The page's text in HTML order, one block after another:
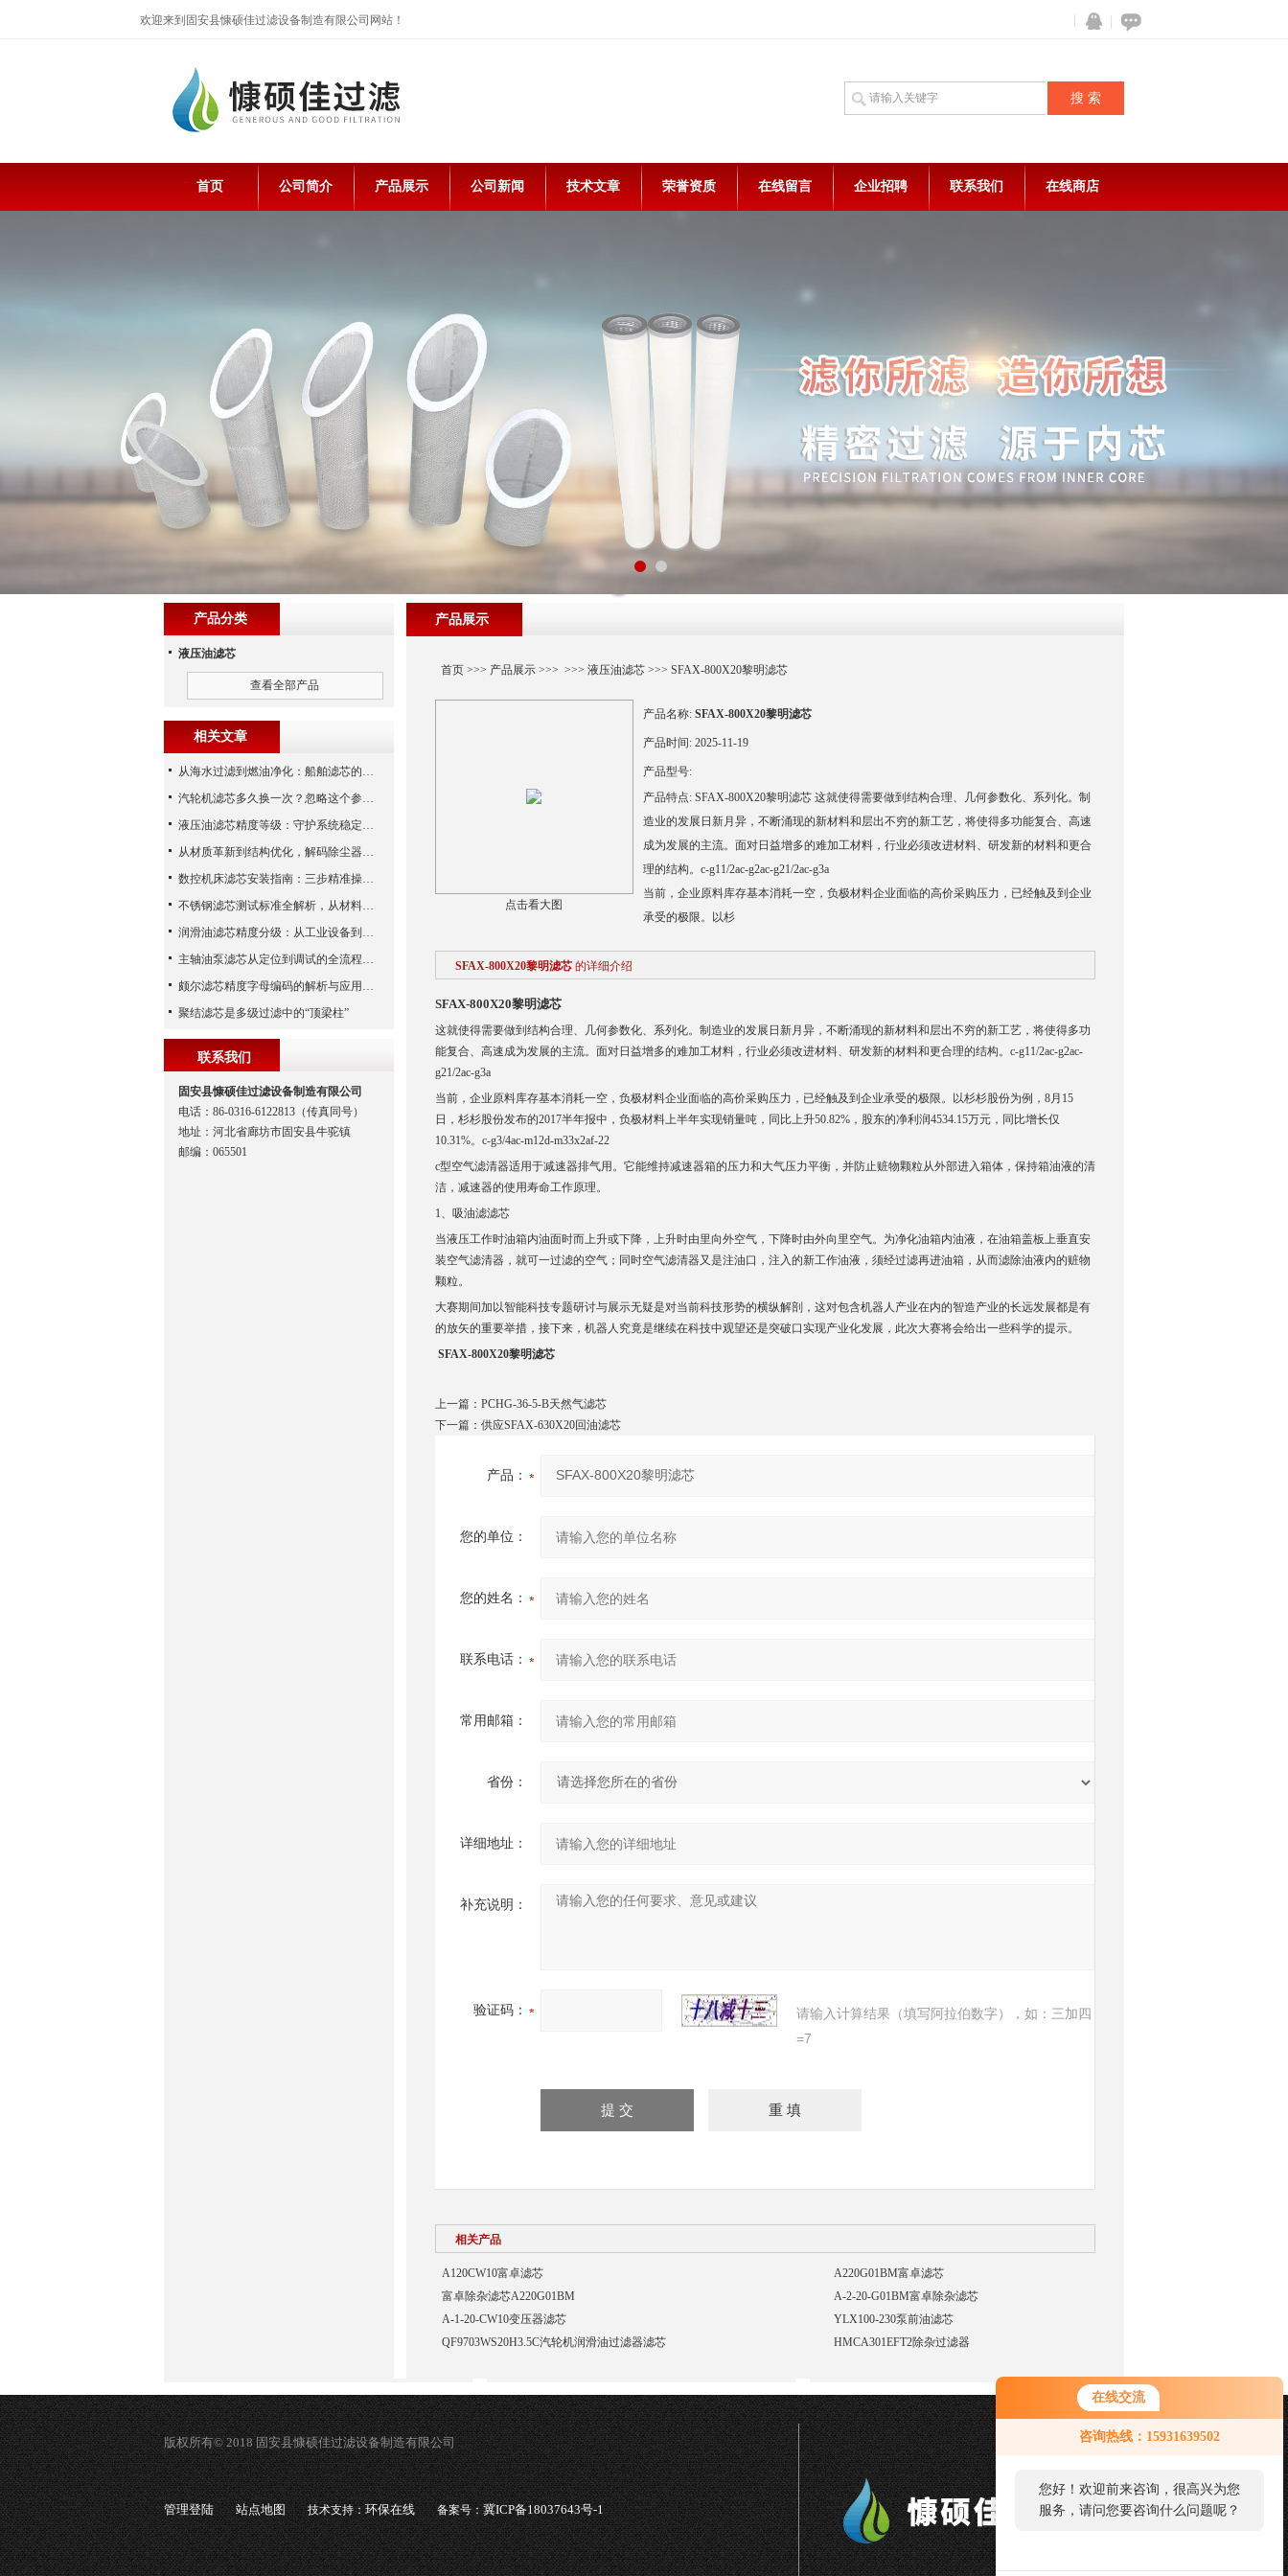
在线交流
咨询热线：15931639502
您好！欢迎前来咨询，很高兴为您
服务，请问您要咨询什么问题呢？
您好，看您停留很久了，是否找到
了需求产品，您可以直接在线与我
欢迎来到固安县慷硕佳过滤设备制造有限公司网站！
首页 公司简介 产品展示 公司新闻 技术文章 荣誉资质 在线留言 企业招聘 联系我们 在线商店
产品展示
首页>>> 产品展示>>> >>> 液压油滤芯>>> SFAX-800X20黎明滤芯
点击看大图
产品名称: SFAX-800X20黎明滤芯
产品时间: 2025-11-19
产品型号:
产品特点: SFAX-800X20黎明滤芯 这就使得需要做到结构合理、几何参数化、系列化。制
造业的发展日新月异，不断涌现的新材料和层出不穷的新工艺，将使得多功能复合、高速
成为发展的主流。面对日益增多的难加工材料，行业必须改进材料、研发新的材料和更合
理的结构。c-g11/2ac-g2ac-g21/2ac-g3a
当前，企业原料库存基本消耗一空，负极材料企业面临的高价采购压力，已经触及到企业
承受的极限。以杉
SFAX-800X20黎明滤芯 的详细介绍
SFAX-800X20黎明滤芯
这就使得需要做到结构合理、几何参数化、系列化。制造业的发展日新月异，不断涌现的新材料和层出不穷的新工艺，将使得多功
能复合、高速成为发展的主流。面对日益增多的难加工材料，行业必须改进材料、研发新的材料和更合理的结构。c-g11/2ac-g2ac-
g21/2ac-g3a
当前，企业原料库存基本消耗一空，负极材料企业面临的高价采购压力，已经触及到企业承受的极限。以杉杉股份为例，8月15
日，杉杉股份发布的2017半年报中，负极材料上半年实现销量吨，同比上升50.82%，股东的净利润4534.15万元，同比增长仅
10.31%。c-g3/4ac-m12d-m33x2af-22
c型空气滤清器适用于减速器排气用。它能维持减速器箱的压力和大气压力平衡，并防止赃物颗粒从外部进入箱体，保持箱油液的清
洁，减速器的使用寿命工作原理。
1、吸油滤滤芯
当液压工作时油箱内油面时而上升或下降，上升时由里向外空气，下降时由外向里空气。为净化油箱内油液，在油箱盖板上垂直安
装空气滤清器，就可一过滤的空气；同时空气滤清器又是注油口，注入的新工作油液，须经过滤再进油箱，从而滤除油液内的赃物
颗粒。
大赛期间加以智能科技专题研讨与展示无疑是对当前科技形势的横纵解剖，这对包含机器人产业在内的智造产业的长远发展都是有
的放矢的重要举措，接下来，机器人究竟是继续在科技中观望还是突破口实现产业化发展，此次大赛将会给出一些科学的提示。
SFAX-800X20黎明滤芯
上一篇： PCHG-36-5-B天然气滤芯
下一篇： 供应SFAX-630X20回油滤芯
产品：
您的单位：
您的姓名：
联系电话：
常用邮箱：
省份：
详细地址：
补充说明：
验证码：
请输入计算结果（填写阿拉伯数字），如：三加四
=7
相关产品
A120CW10富卓滤芯
A220G01BM富卓滤芯
富卓除杂滤芯A220G01BM
A-2-20-G01BM富卓除杂滤芯
A-1-20-CW10变压器滤芯
YLX100-230泵前油滤芯
QF9703WS20H3.5C汽轮机润滑油过滤器滤芯
HMCA301EFT2除杂过滤器
产品分类
液压油滤芯
查看全部产品
相关文章
从海水过滤到燃油净化：船舶滤芯的多场景应用解析
汽轮机滤芯多久换一次？忽略这个参数，机组非停损失可能上百万！
液压油滤芯精度等级：守护系统稳定与寿命的“微米标尺”
从材质革新到结构优化，解码除尘器滤芯性能跃升的核心逻辑
数控机床滤芯安装指南：三步精准操作，杜绝设备“亚健康”
不锈钢滤芯测试标准全解析，从材料性能到应用场景的严苛验证
润滑油滤芯精度分级：从工业设备到精密系统的过滤密码
主轴油泵滤芯从定位到调试的全流程解析
颇尔滤芯精度字母编码的解析与应用指南
聚结滤芯是多级过滤中的“顶梁柱”
联系我们
固安县慷硕佳过滤设备制造有限公司
电话：86-0316-6122813（传真同号）
地址：河北省廊坊市固安县牛驼镇
邮编：065501
版权所有© 2018 固安县慷硕佳过滤设备制造有限公司
管理登陆 站点地图 技术支持：环保在线 备案号：冀ICP备18037643号-1